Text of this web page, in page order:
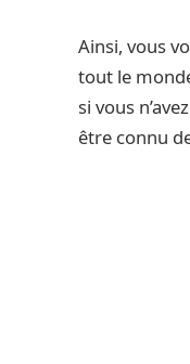
Ainsi, vous
tout le
si vous
être connu